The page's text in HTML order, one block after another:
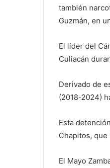
también
Guzmán, en
El líder del
Culiacán
Derivado de
(2018-2024)
Esta
Chapitos,
El Mayo